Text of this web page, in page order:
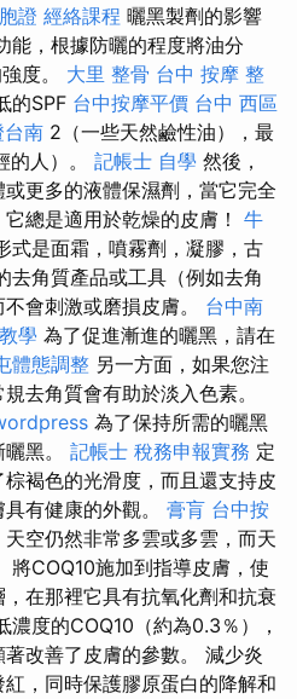
證 經絡課程 曬黑製劑的影響
能，根據防曬的程度將油分
度。 大里 整骨 台中 按摩 整
的SPF 台中按摩平價 台中 西區
台南 2（一些天然鹼性油），最
的人）。 記帳士 自學 然後，
更多的液體保濕劑，當它完全
總是適用於乾燥的皮膚！ 牛
式是面霜，噴霧劑，凝膠，古
去角質產品或工具（例如去角
會刺激或磨損皮膚。 台中南
學 為了促進漸進的曬黑，請在
體態調整 另一方面，如果您注
去角質會有助於淡入色素。
為了保持所需的曬黑
黑。 記帳士 稅務申報實務 定
褐色的光滑度，而且還支持皮
有健康的外觀。 膏肓 台中按
空仍然非常多雲或多雲，而天
將COQ10施加到指導皮膚，使
在那裡它具有抗氧化劑和抗衰
度的COQ10（約為0.3％），
改善了皮膚的參數。 減少炎
，同時保護膠原蛋白的降解和